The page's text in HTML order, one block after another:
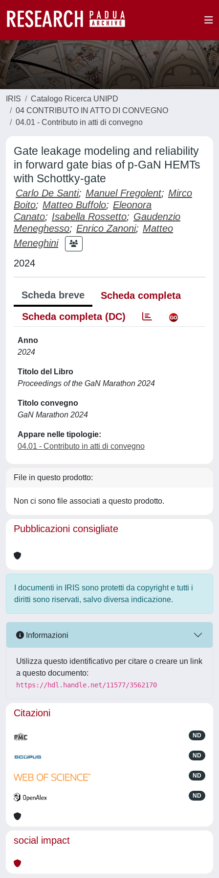
IRIS
Catalogo Ricerca UNIPD
04 CONTRIBUTO IN ATTO DI CONVEGNO
04.01 - Contributo in atti di convegno
Gate leakage modeling and reliability
in forward gate bias of p-GaN HEMTs
with Schottky-gate
Carlo De Santi; Manuel Fregolent; Mirco
Boito; Matteo Buffolo; Eleonora
Canato; Isabella Rossetto; Gaudenzio
Meneghesso; Enrico Zanoni; Matteo
Meneghini
2024
Scheda breve
Scheda completa
Scheda completa (DC)
Anno
2024
Titolo del Libro
Proceedings of the GaN Marathon 2024
Titolo convegno
GaN Marathon 2024
Appare nelle tipologie:
04.01 - Contributo in atti di convegno
File in questo prodotto:
Non ci sono file associati a questo prodotto.
Pubblicazioni consigliate
I documenti in IRIS sono protetti da copyright e tutti i
diritti sono riservati, salvo diversa indicazione.
Informazioni
Utilizza questo identificativo per citare o creare un link
a questo documento:
https://hdl.handle.net/11577/3562170
Citazioni
ND
ND
ND
ND
social impact